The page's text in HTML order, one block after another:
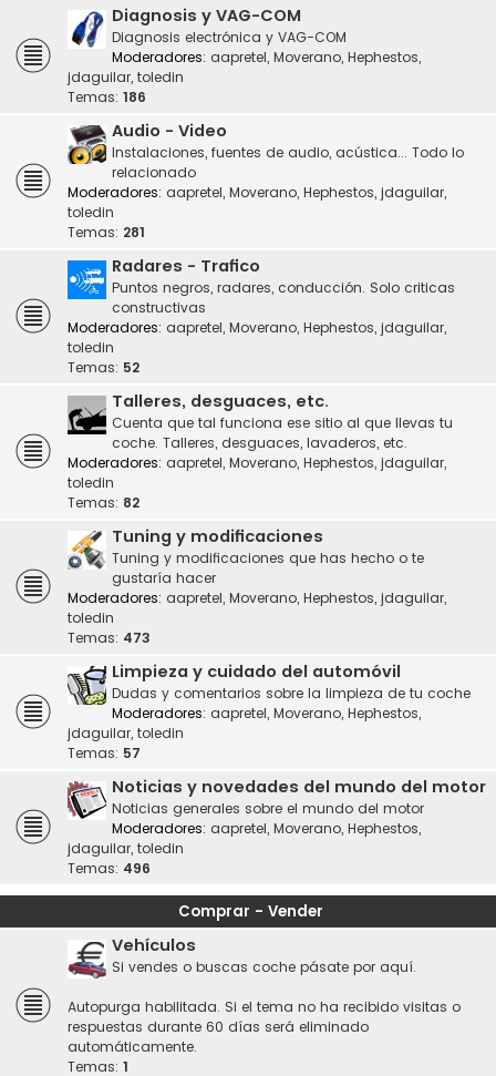
Diagnosis y VAG-COM
Diagnosis electrónica y VAG-COM
Moderadores: aapretel, Moverano, Hephestos,
jdaguilar, toledin
Temas: 186
Audio - Video
Instalaciones, fuentes de audio, acústica... Todo lo
relacionado
Moderadores: aapretel, Moverano, Hephestos, jdaguilar,
toledin
Temas: 281
Radares - Trafico
Puntos negros, radares, conducción. Solo criticas
constructivas
Moderadores: aapretel, Moverano, Hephestos, jdaguilar,
toledin
Temas: 52
Talleres, desguaces, etc.
Cuenta que tal funciona ese sitio al que llevas tu
coche. Talleres, desguaces, lavaderos, etc.
Moderadores: aapretel, Moverano, Hephestos, jdaguilar,
toledin
Temas: 82
Tuning y modificaciones
Tuning y modificaciones que has hecho o te
gustaría hacer
Moderadores: aapretel, Moverano, Hephestos, jdaguilar,
toledin
Temas: 473
Limpieza y cuidado del automóvil
Dudas y comentarios sobre la limpieza de tu coche
Moderadores: aapretel, Moverano, Hephestos,
jdaguilar, toledin
Temas: 57
Noticias y novedades del mundo del motor
Noticias generales sobre el mundo del motor
Moderadores: aapretel, Moverano, Hephestos,
jdaguilar, toledin
Temas: 496
Comprar - Vender
Vehículos
Si vendes o buscas coche pásate por aquí.
Autopurga habilitada. Si el tema no ha recibido visitas o
respuestas durante 60 días será eliminado
automáticamente.
Temas: 1